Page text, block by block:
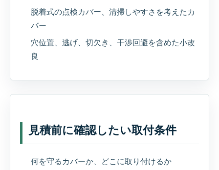
脱着式の点検カバー、清掃しやすさを考えたカ
バー
穴位置、逃げ、切欠き、干渉回避を含めた小改
良
見積前に確認したい取付条件
何を守るカバーか、どこに取り付けるか